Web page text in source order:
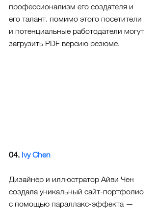
профессионализм его создателя и
его талант. помимо этого посетители
и потенциальные работодатели могут
загрузить PDF версию резюме.
04. Ivy Chen
Дизайнер и иллюстратор Айви Чен
создала уникальный сайт-портфолио
с помощью параллакс-эффекта —